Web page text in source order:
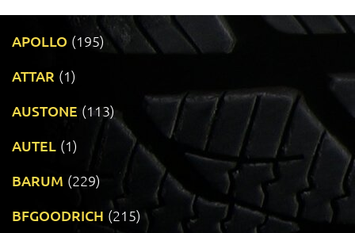
APOLLO (195)
ATTAR (1)
AUSTONE (113)
AUTEL (1)
BARUM (229)
BFGOODRICH (215)